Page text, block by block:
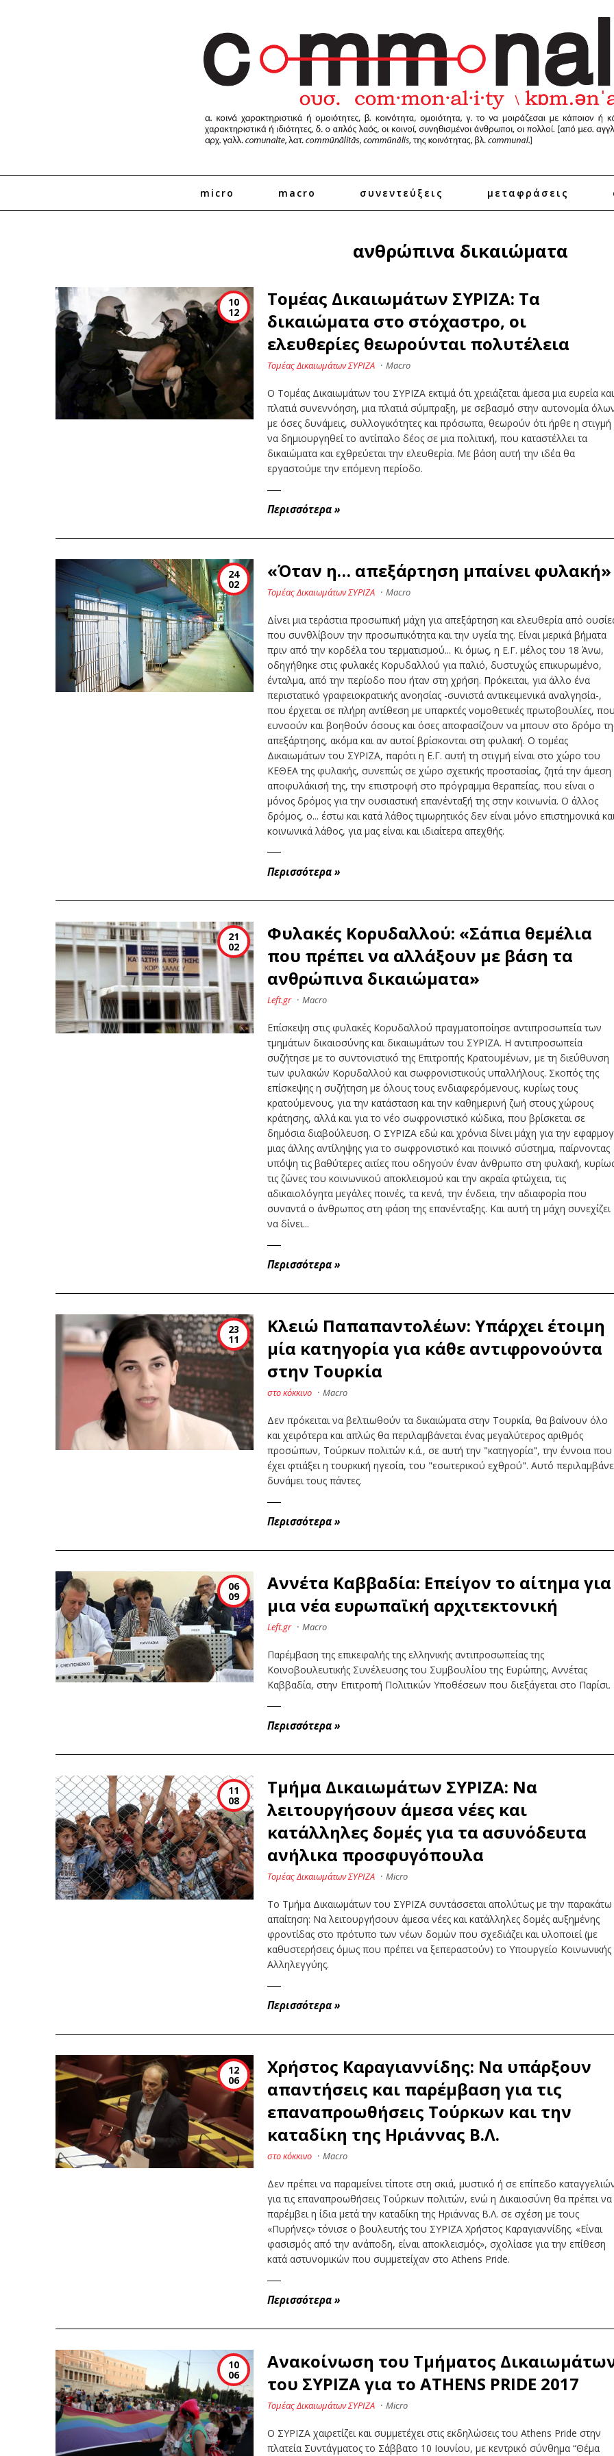
micro macro συνεντεύξεις μεταφράσεις
ανθρώπινα δικαιώματα
10
12
Τομέας Δικαιωμάτων ΣΥΡΙΖΑ: Τα
δικαιώματα στο στόχαστρο, οι
ελευθερίες θεωρούνται πολυτέλεια
Τομέας Δικαιωμάτων ΣΥΡΙΖΑ · Macro
Ο Τομέας Δικαιωμάτων του ΣΥΡΙΖΑ εκτιμά ότι χρειάζεται άμεσα μια ευρεία και
πλατιά συνεννόηση, μια πλατιά σύμπραξη, με σεβασμό στην αυτονομία
με όσες δυνάμεις, συλλογικότητες και πρόσωπα, θεωρούν ότι ήρθε η στιγμή
να δημιουργηθεί το αντίπαλο δέος σε μια πολιτική, που καταστέλλει τα
δικαιώματα και εχθρεύεται την ελευθερία. Με βάση αυτή την ιδέα θα
εργαστούμε την επόμενη περίοδο.
Περισσότερα»
24
02
«Όταν η… απεξάρτηση μπαίνει φυλακή»
Τομέας Δικαιωμάτων ΣΥΡΙΖΑ · Macro
Δίνει μια τεράστια προσωπική μάχη για απεξάρτηση και ελευθερία από
που συνθλίβουν την προσωπικότητα και την υγεία της. Είναι μερικά βήματα
πριν από την κορδέλα του τερματισμού... Κι όμως, η Ε.Γ. μέλος του 18 Άνω,
οδηγήθηκε στις φυλακές Κορυδαλλού για παλιό, δυστυχώς επικυρωμένο,
ένταλμα, από την περίοδο που ήταν στη χρήση. Πρόκειται, για άλλο ένα
περιστατικό γραφειοκρατικής ανοησίας -συνιστά αντικειμενικά αναλγησία-,
που έρχεται σε πλήρη αντίθεση με υπαρκτές νομοθετικές πρωτοβουλίες,
ευνοούν και βοηθούν όσους και όσες αποφασίζουν να μπουν στο δρόμο
απεξάρτησης, ακόμα και αν αυτοί βρίσκονται στη φυλακή. Ο τομέας
Δικαιωμάτων του ΣΥΡΙΖΑ, παρότι η Ε.Γ. αυτή τη στιγμή είναι στο χώρο του
ΚΕΘΕΑ της φυλακής, συνεπώς σε χώρο σχετικής προστασίας, ζητά την άμεση
αποφυλάκισή της, την επιστροφή στο πρόγραμμα θεραπείας, που είναι ο
μόνος δρόμος για την ουσιαστική επανένταξή της στην κοινωνία. Ο άλλος
δρόμος, ο... έστω και κατά λάθος τιμωρητικός δεν είναι μόνο επιστημονικά
κοινωνικά λάθος, για μας είναι και ιδιαίτερα απεχθής.
Περισσότερα»
21
02
Φυλακές Κορυδαλλού: «Σάπια θεμέλια
που πρέπει να αλλάξουν με βάση τα
ανθρώπινα δικαιώματα»
Left.gr · Macro
Επίσκεψη στις φυλακές Κορυδαλλού πραγματοποίησε αντιπροσωπεία των
τμημάτων δικαιοσύνης και δικαιωμάτων του ΣΥΡΙΖΑ. Η αντιπροσωπεία
συζήτησε με το συντονιστικό της Επιτροπής Κρατουμένων, με τη διεύθυνση
των φυλακών Κορυδαλλού και σωφρονιστικούς υπαλλήλους. Σκοπός της
επίσκεψης η συζήτηση με όλους τους ενδιαφερόμενους, κυρίως τους
κρατούμενους, για την κατάσταση και την καθημερινή ζωή στους χώρους
κράτησης, αλλά και για το νέο σωφρονιστικό κώδικα, που βρίσκεται σε
δημόσια διαβούλευση. Ο ΣΥΡΙΖΑ εδώ και χρόνια δίνει μάχη για την
μιας άλλης αντίληψης για το σωφρονιστικό και ποινικό σύστημα, παίρνοντας
υπόψη τις βαθύτερες αιτίες που οδηγούν έναν άνθρωπο στη φυλακή,
τις ζώνες του κοινωνικού αποκλεισμού και την ακραία φτώχεια, τις
αδικαιολόγητα μεγάλες ποινές, τα κενά, την ένδεια, την αδιαφορία που
συναντά ο άνθρωπος στη φάση της επανένταξης. Και αυτή τη μάχη συνεχίζει
να δίνει...
Περισσότερα»
23
11
Κλειώ Παπαπαντολέων: Υπάρχει έτοιμη
μία κατηγορία για κάθε αντιφρονούντα
στην Τουρκία
στο κόκκινο · Macro
Δεν πρόκειται να βελτιωθούν τα δικαιώματα στην Τουρκία, θα βαίνουν όλο
και χειρότερα και απλώς θα περιλαμβάνεται ένας μεγαλύτερος αριθμός
προσώπων, Τούρκων πολιτών κ.ά., σε αυτή την "κατηγορία", την έννοια που
έχει φτιάξει η τουρκική ηγεσία, του "εσωτερικού εχθρού". Αυτό
δυνάμει τους πάντες.
Περισσότερα»
06
09
Αννέτα Καββαδία: Επείγον το αίτημα για
μια νέα ευρωπαϊκή αρχιτεκτονική
Left.gr · Macro
Παρέμβαση της επικεφαλής της ελληνικής αντιπροσωπείας της
Κοινοβουλευτικής Συνέλευσης του Συμβουλίου της Ευρώπης, Αννέτας
Καββαδία, στην Επιτροπή Πολιτικών Υποθέσεων που διεξάγεται στο Παρίσι.
Περισσότερα»
11
08
Τμήμα Δικαιωμάτων ΣΥΡΙΖΑ: Να
λειτουργήσουν άμεσα νέες και
κατάλληλες δομές για τα ασυνόδευτα
ανήλικα προσφυγόπουλα
Τομέας Δικαιωμάτων ΣΥΡΙΖΑ · Micro
Το Τμήμα Δικαιωμάτων του ΣΥΡΙΖΑ συντάσσεται απολύτως με την παρακάτω
απαίτηση: Να λειτουργήσουν άμεσα νέες και κατάλληλες δομές αυξημένης
φροντίδας στο πρότυπο των νέων δομών που σχεδιάζει και υλοποιεί (με
καθυστερήσεις όμως που πρέπει να ξεπεραστούν) το Υπουργείο Κοινωνικής
Αλληλεγγύης.
Περισσότερα»
12
06
Χρήστος Καραγιαννίδης: Να υπάρξουν
απαντήσεις και παρέμβαση για τις
επαναπροωθήσεις Τούρκων και την
καταδίκη της Ηριάννας Β.Λ.
στο κόκκινο · Macro
Δεν πρέπει να παραμείνει τίποτε στη σκιά, μυστικό ή σε επίπεδο
για τις επαναπροωθήσεις Τούρκων πολιτών, ενώ η Δικαιοσύνη θα πρέπει να
παρέμβει η ίδια μετά την καταδίκη της Ηριάννας Β.Λ. σε σχέση με τους
«Πυρήνες» τόνισε ο βουλευτής του ΣΥΡΙΖΑ Χρήστος Καραγιαννίδης. «Είναι
φασισμός από την ανάποδη, είναι αποκλεισμός», σχολίασε για την επίθεση
κατά αστυνομικών που συμμετείχαν στο Athens Pride.
Περισσότερα»
10
06
Ανακοίνωση του Τμήματος
του ΣΥΡΙΖΑ για το ΑΤHENS PRIDE 2017
Τομέας Δικαιωμάτων ΣΥΡΙΖΑ · Micro
Ο ΣΥΡΙΖΑ χαιρετίζει και συμμετέχει στις εκδηλώσεις του Athens Pride στην
πλατεία Συντάγματος το Σάββατο 10 Ιουνίου, με κεντρικό σύνθημα “Θέμα